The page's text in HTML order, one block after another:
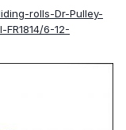
rolls-Dr-Pulley-
6-12-